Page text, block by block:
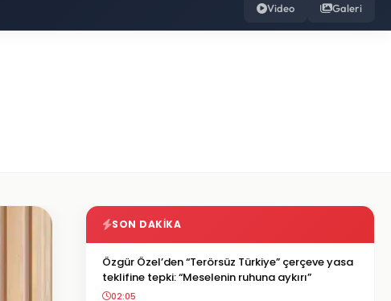
Video Galeri
SON DAKIKA
Özgür Özel’den “Terörsüz Türkiye” çerçeve yasa
teklifine tepki: “Meselenin ruhuna aykırı”
02:05